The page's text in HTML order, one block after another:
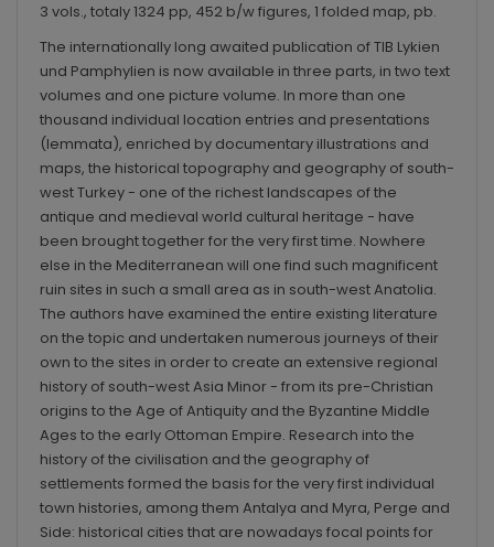
3 vols., totaly 1324 pp, 452 b/w figures, 1 folded map, pb.
The internationally long awaited publication of TIB Lykien
und Pamphylien is now available in three parts, in two text
volumes and one picture volume. In more than one
thousand individual location entries and presentations
(lemmata), enriched by documentary illustrations and
maps, the historical topography and geography of south-
west Turkey - one of the richest landscapes of the
antique and medieval world cultural heritage - have
been brought together for the very first time. Nowhere
else in the Mediterranean will one find such magnificent
ruin sites in such a small area as in south-west Anatolia.
The authors have examined the entire existing literature
on the topic and undertaken numerous journeys of their
own to the sites in order to create an extensive regional
history of south-west Asia Minor - from its pre-Christian
origins to the Age of Antiquity and the Byzantine Middle
Ages to the early Ottoman Empire. Research into the
history of the civilisation and the geography of
settlements formed the basis for the very first individual
town histories, among them Antalya and Myra, Perge and
Side: historical cities that are nowadays focal points for